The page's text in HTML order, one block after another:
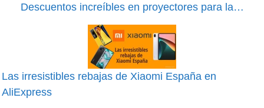
Descuentos increíbles en proyectores para la…
Las irresistibles rebajas de Xiaomi España en
AliExpress